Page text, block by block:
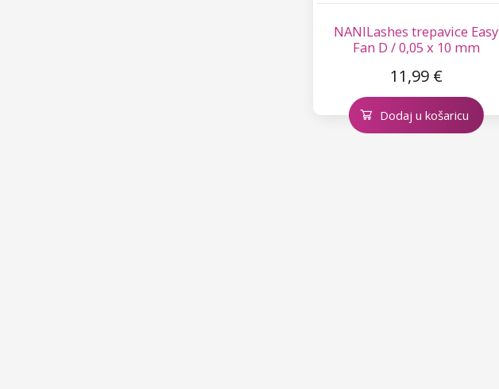
NANILashes trepavice Easy
Fan D / 0,05 x 10 mm
11,99 €
Dodaj u košaricu